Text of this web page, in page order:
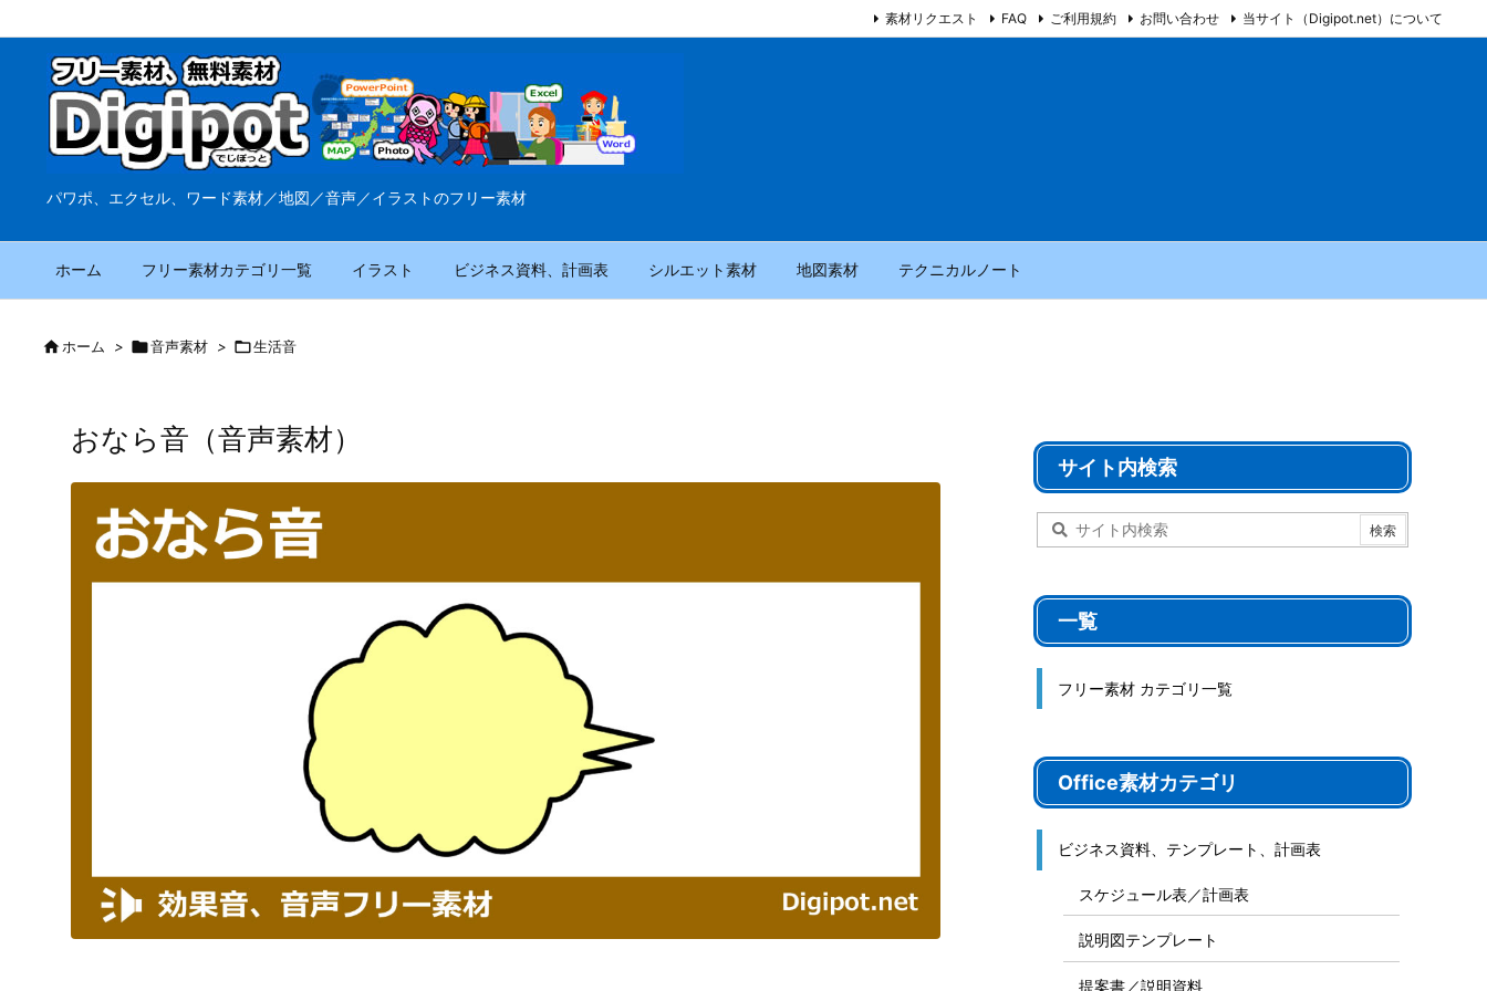
パワポ、エクセル、ワード素材／地図／音声／イラストのフリー素材
ホーム フリー素材カテゴリ一覧 イラスト ビジネス資料、計画表 シルエット素材 地図素材 テクニカルノート
素材リクエスト FAQ ご利用規約 お問い合わせ 当サイト（Digipot.net）について
ホーム > 音声素材 > 生活音
おなら音（音声素材）
サイト内検索
一覧
フリー素材 カテゴリ一覧
Office素材カテゴリ
ビジネス資料、テンプレート、計画表
スケジュール表／計画表
説明図テンプレート
提案書／説明資料